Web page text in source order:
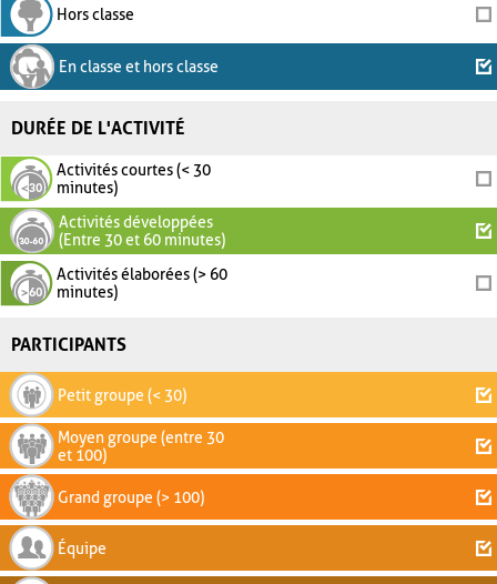
Hors classe
En classe et hors classe
DURÉE DE L'ACTIVITÉ
Activités courtes (< 30
minutes)
Activités développées
(Entre 30 et 60 minutes)
Activités élaborées (> 60
minutes)
PARTICIPANTS
Petit groupe (< 30)
Moyen groupe (entre 30
et 100)
Grand groupe (> 100)
Équipe